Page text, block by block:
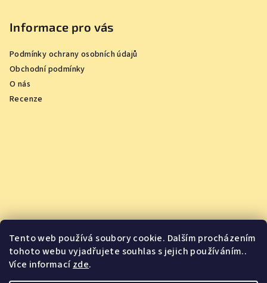
Tento web používá soubory cookie. Dalším procházením
tohoto webu vyjadřujete souhlas s jejich používáním..
Více informacízde.
Informace pro vás
Podmínky ochrany osobních údajů
Obchodní podmínky
O nás
Recenze